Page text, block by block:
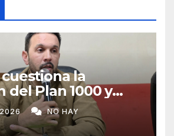
la
del Plan 1000 y
participación del
2026 NO HAY